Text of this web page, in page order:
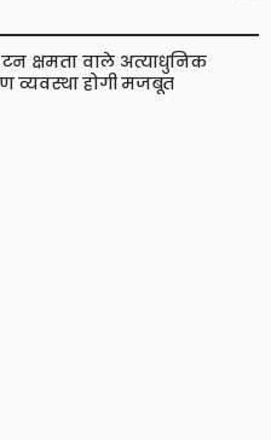
क्षमता वाले अत्याधुनिक
व्यवस्था होगी मजबूत